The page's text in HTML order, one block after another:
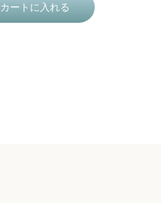
カートに入れる